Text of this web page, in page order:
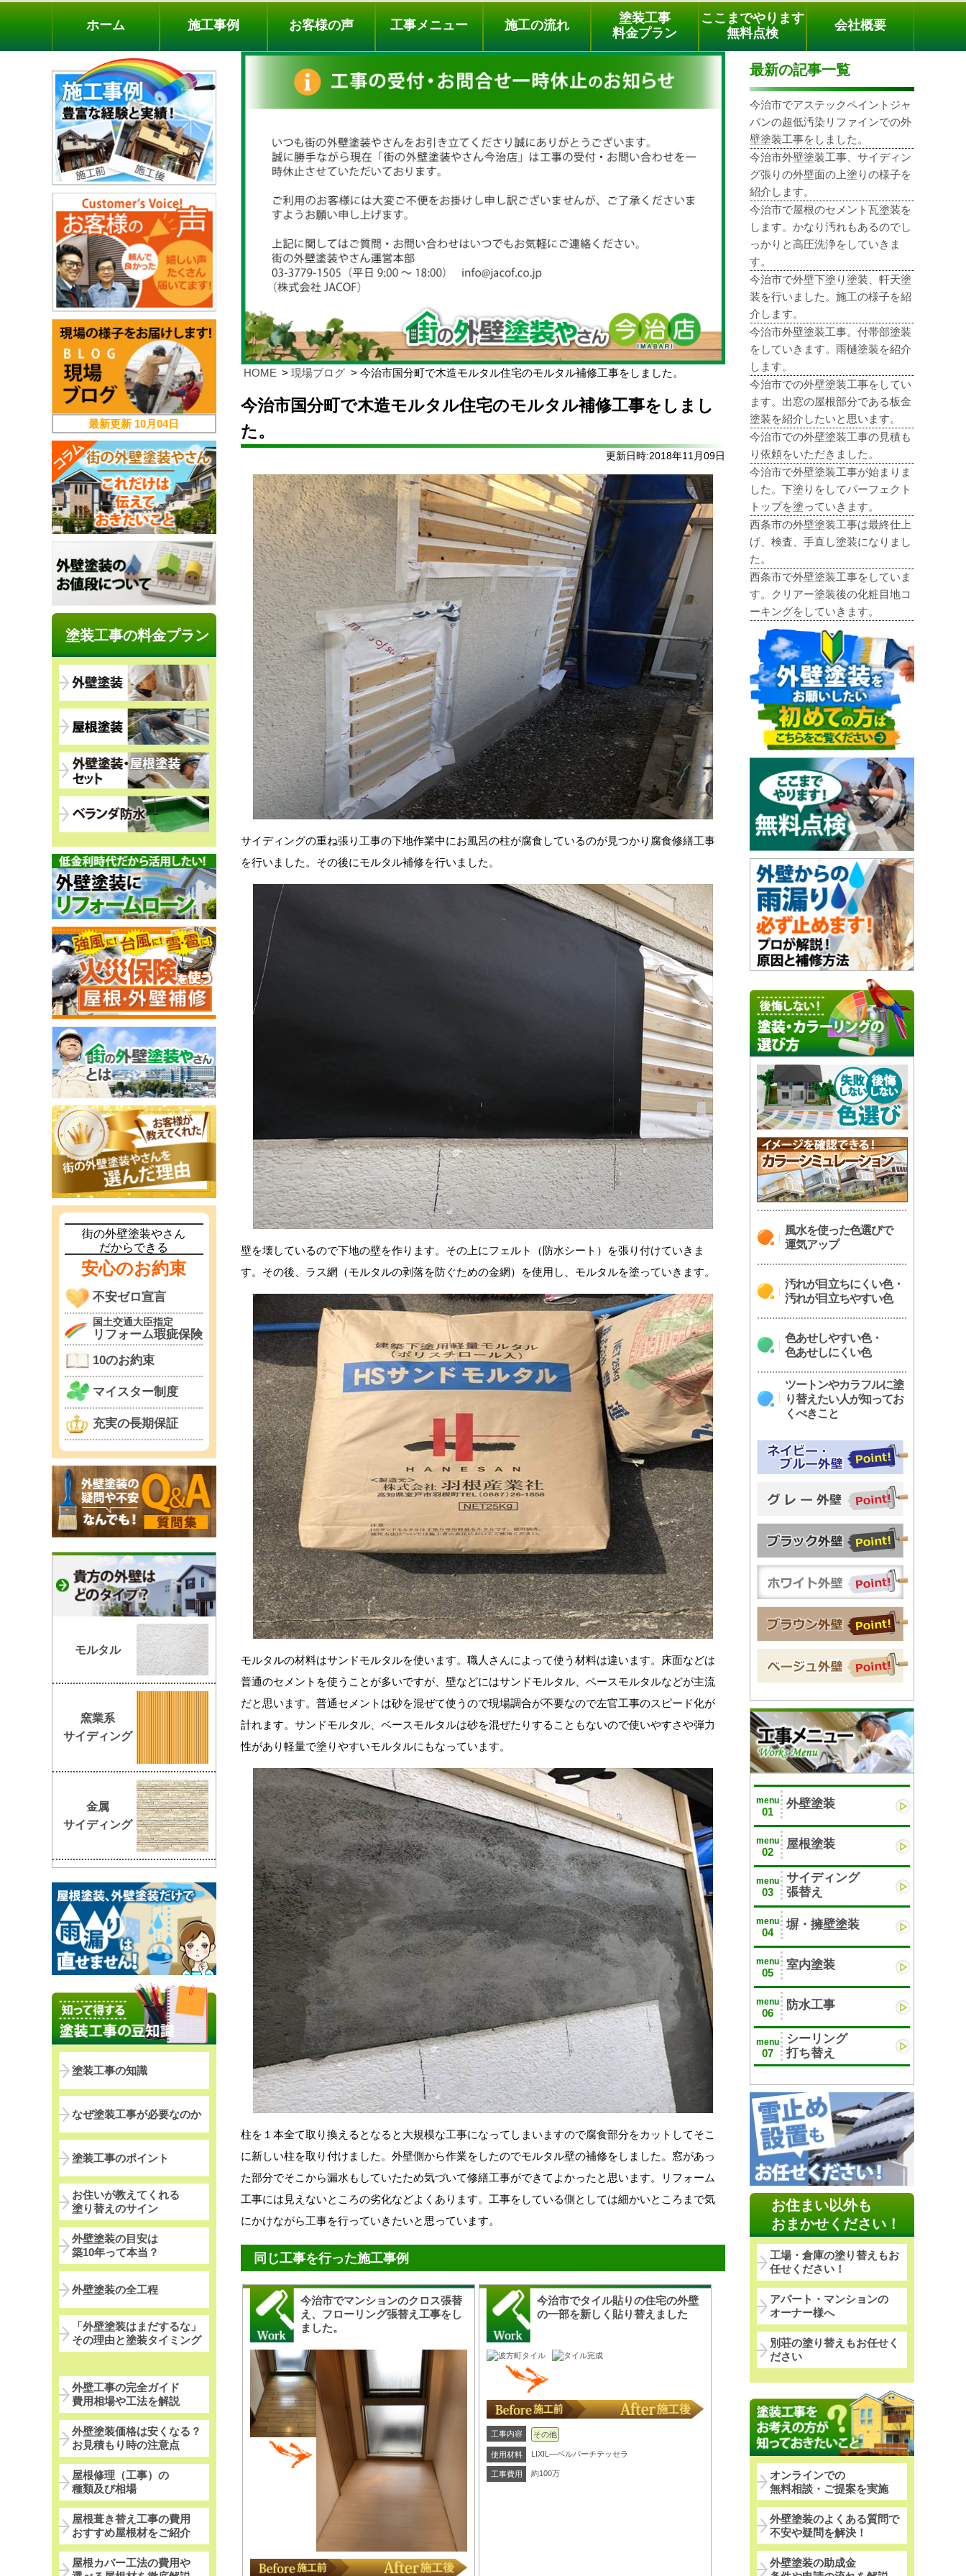
料金プラン 無料点検
電話でのご相談
[9時～18時まで受付中]
phone03-3779-1505
ホーム 施工事例 お客様の声 工事メニュー 施工の流れ
塗装工事
料金プラン
ここまでやります
無料点検
会社概要
HOME 現場ブログ 今治市国分町で木造モルタル住宅のモルタル補修工事をしました。
今治市国分町で木造モルタル住宅のモルタル補修工事をしまし
た。
更新日時:2018年11月09日
サイディングの重ね張り工事の下地作業中にお風呂の柱が腐食しているのが見つかり腐食修繕工事
を行いました。その後にモルタル補修を行いました。
壁を壊しているので下地の壁を作ります。その上にフェルト（防水シート）を張り付けていきま
す。その後、ラス網（モルタルの剥落を防ぐための金網）を使用し、モルタルを塗っていきます。
モルタルの材料はサンドモルタルを使います。職人さんによって使う材料は違います。床面などは
普通のセメントを使うことが多いですが、壁などにはサンドモルタル、ベースモルタルなどが主流
だと思います。普通セメントは砂を混ぜて使うので現場調合が不要なので左官工事のスピード化が
計れます。サンドモルタル、ベースモルタルは砂を混ぜたりすることもないので使いやすさや弾力
性があり軽量で塗りやすいモルタルにもなっています。
柱を１本全て取り換えるとなると大規模な工事になってしまいますので腐食部分をカットしてそこ
に新しい柱を取り付けました。外壁側から作業をしたのでモルタル壁の補修をしました。窓があっ
た部分でそこから漏水もしていたため気づいて修繕工事ができてよかったと思います。リフォーム
工事には見えないところの劣化などよくあります。工事をしている側としては細かいところまで気
にかけながら工事を行っていきたいと思っています。
同じ工事を行った施工事例
今治市でマンションのクロス張替
え、フローリング張替え工事をし
ました。
今治市でタイル貼りの住宅の外壁
の一部を新しく貼り替えました
工事内容 その他
使用材料 LIXIL―ベルパーチテッセラ
工事費用 約100万
最新の記事一覧
今治市でアステックペイントジャ
パンの超低汚染リファインでの外
壁塗装工事をしました。
今治市外壁塗装工事、サイディン
グ張りの外壁面の上塗りの様子を
紹介します。
今治市で屋根のセメント瓦塗装を
します。かなり汚れもあるのでし
っかりと高圧洗浄をしていきま
す。
今治市で外壁下塗り塗装、軒天塗
装を行いました。施工の様子を紹
介します。
今治市外壁塗装工事。付帯部塗装
をしていきます。雨樋塗装を紹介
します。
今治市での外壁塗装工事をしてい
ます。出窓の屋根部分である板金
塗装を紹介したいと思います。
今治市での外壁塗装工事の見積も
り依頼をいただきました。
今治市で外壁塗装工事が始まりま
した。下塗りをしてパーフェクト
トップを塗っていきます。
西条市の外壁塗装工事は最終仕上
げ、検査、手直し塗装になりまし
た。
西条市で外壁塗装工事をしていま
す。クリアー塗装後の化粧目地コ
ーキングをしていきます。
風水を使った色選びで
運気アップ
汚れが目立ちにくい色・
汚れが目立ちやすい色
色あせしやすい色・
色あせしにくい色
ツートンやカラフルに塗
り替えたい人が知ってお
くべきこと
menu
01
外壁塗装
menu
02
屋根塗装
menu
03
サイディング
張替え
menu
04
塀・擁壁塗装
menu
05
室内塗装
menu
06
防水工事
menu
07
シーリング
打ち替え
お住まい以外も
おまかせください！
工場・倉庫の塗り替えもお
任せください！
アパート・マンションの
オーナー様へ
別荘の塗り替えもお任せく
ださい
オンラインでの
無料相談・ご提案を実施
外壁塗装のよくある質問で
不安や疑問を解決！
外壁塗装の助成金
最新更新 10月04日
塗装工事の料金プラン
街の外壁塗装やさん
だからできる
安心のお約束
不安ゼロ宣言
国土交通大臣指定
リフォーム瑕疵保険
10のお約束
マイスター制度
充実の長期保証
モルタル
窯業系
サイディング
金属
サイディング
塗装工事の知識
なぜ塗装工事が必要なのか
塗装工事のポイント
お住いが教えてくれる
塗り替えのサイン
外壁塗装の目安は
築10年って本当？
外壁塗装の全工程
「外壁塗装はまだするな」
その理由と塗装タイミング
外壁工事の完全ガイド
費用相場や工法を解説
外壁塗装価格は安くなる？
お見積もり時の注意点
屋根修理（工事）の
種類及び相場
屋根葺き替え工事の費用
おすすめ屋根材をご紹介
屋根カバー工法の費用や